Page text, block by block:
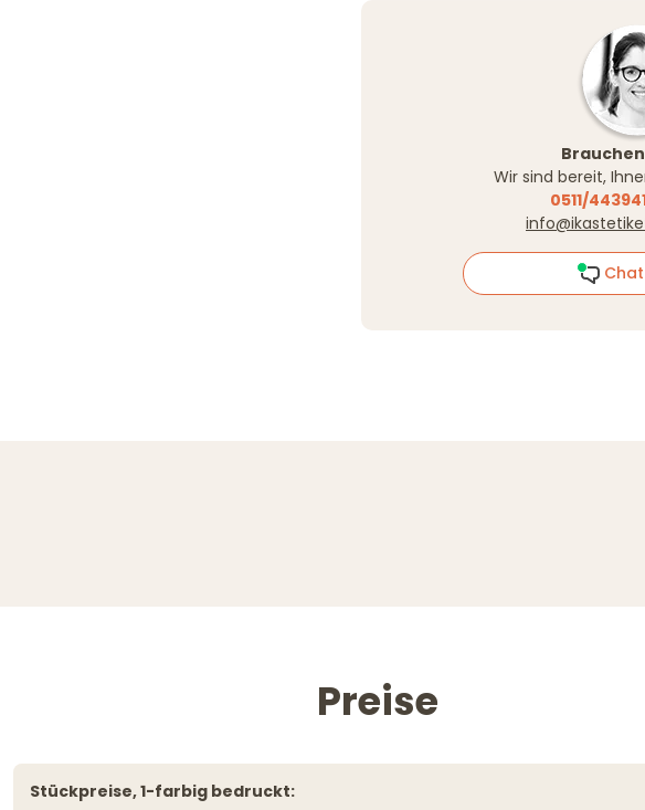
Wir sind bereit,
0511/
Preise
stückpreise, 1-farbig bedruckt: